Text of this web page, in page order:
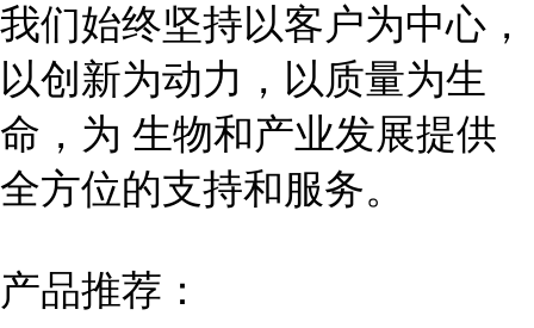
我们始终坚持以客户为中心，
以创新为动力，以质量为生
命，为 生物和产业发展提供
全方位的支持和服务。
产品推荐：